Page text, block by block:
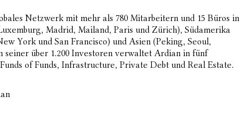
Netzwerk mit mehr als 780 Mitarbeitern und 15 Büros in
Madrid, Mailand, Paris und Zürich), Südamerika
York und San Francisco) und Asien (Peking, Seoul,
seiner über 1.200 Investoren verwaltet Ardian in fünf
of Funds, Infrastructure, Private Debt und Real Estate.